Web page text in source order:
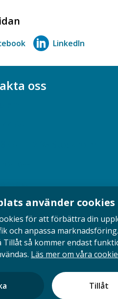
LinkedIn
oss
i
använder cookies
för att förbättra din
och anpassa
Tillåt så kommer endast
Läs mer om våra
Tillåt